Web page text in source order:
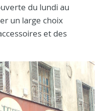
du lundi au
un large choix
et des